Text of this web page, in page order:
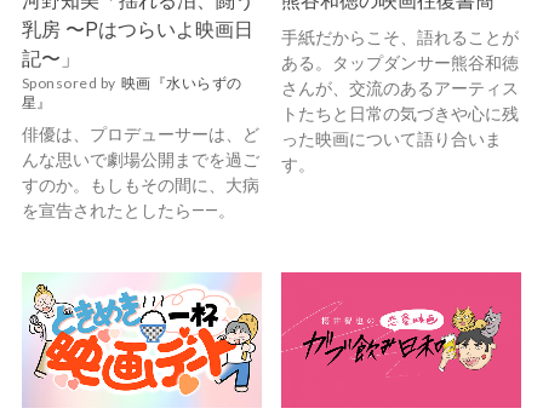
乳房 〜Pはつらいよ映画日
記〜」
Sponsored by 映画『水いらずの
星』
俳優は、プロデューサーは、ど
んな思いで劇場公開までを過ご
すのか。もしもその間に、大病
を宣告されたとしたら——。
手紙だからこそ、語れることが
ある。タップダンサー熊谷和徳
さんが、交流のあるアーティス
トたちと日常の気づきや心に残
った映画について語り合いま
す。